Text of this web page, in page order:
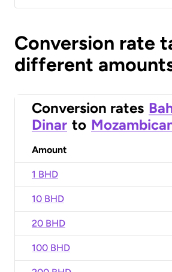
Conversion rate
different
Conversion rates
Dinar to
Amount
1 BHD
10 BHD
20 BHD
100 BHD